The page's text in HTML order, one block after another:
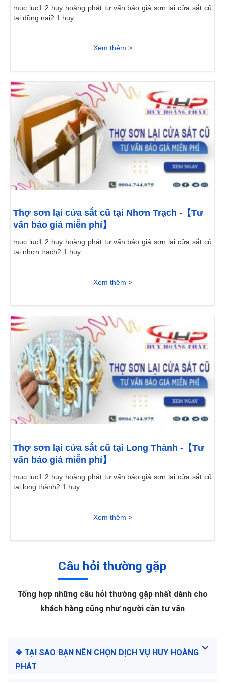
mục lục1 2 huy hoàng phát tư vấn báo giá sơn lại cửa sắt cũ
tại đồng nai2.1 huy...
Xem thêm >
Thợ sơn lại cửa sắt cũ tại Nhơn Trạch -【Tư
vấn báo giá miễn phí】
mục lục1 2 huy hoàng phát tư vấn báo giá sơn lại cửa sắt củ
tại nhơn trạch2.1 huy...
Xem thêm >
Thợ sơn lại cửa sắt cũ tại Long Thành -【Tư
vấn báo giá miễn phí】
mục lục1 2 huy hoàng phát tư vấn báo giá sơn lại cửa sắt cũ
tại long thành2.1 huy...
Xem thêm >
Câu hỏi thường gặp
Tổng hợp những câu hỏi thường gặp nhất dành cho
khách hàng cũng như người cần tư vấn
❖ TẠI SAO BẠN NÊN CHỌN DỊCH VỤ HUY HOÀNG
PHÁT